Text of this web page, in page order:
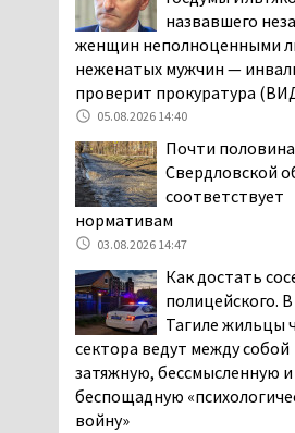
Первомайской
04.08.2026 16:53
Отлавливать
Нижнем Тагиле
«дорожники»
На фоне острой
полицейских в
Тагиле растёт
подростковая преступность
Нижний Тагил —
выявленным
при утилизации
строительного мусора
назвавшего
женщин неполноценными
неженатых мужчин —
проверит прокуратура
05.08.2026 14:40
Почти
Свердловской
соответствует
нормативам
03.08.2026 14:47
Как достать
полицейского.
Тагиле жильцы
сектора ведут между собой
затяжную, бессмысленную и
беспощадную
войну»